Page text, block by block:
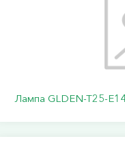
Лампа GLDEN-T25-